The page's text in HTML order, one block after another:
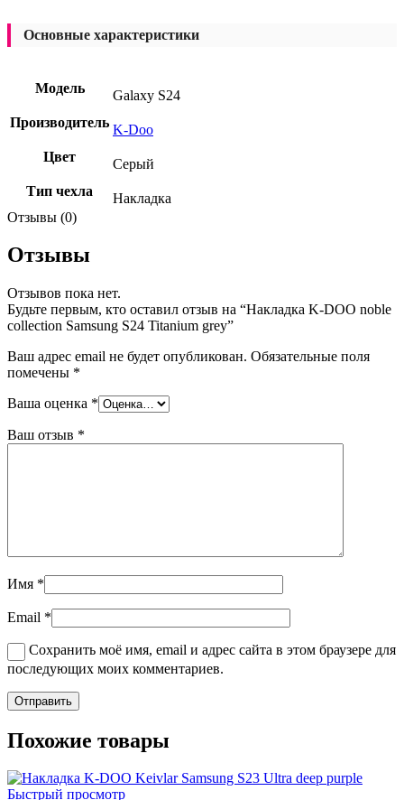
Основные характеристики
Модель
Galaxy S24
Производитель K-Doo
Цвет
Серый
Тип чехла
Накладка
Отзывы (0)
Отзывы
Отзывов пока нет.
Будьте первым, кто оставил отзыв на “Накладка K-DOO noble
collection Samsung S24 Titanium grey”
Ваш адрес email не будет опубликован. Обязательные поля
помечены *
Ваша оценка *
Ваш отзыв *
Имя *
Email *
Сохранить моё имя, email и адрес сайта в этом браузере для
последующих моих комментариев.
Похожие товары
Быстрый просмотр